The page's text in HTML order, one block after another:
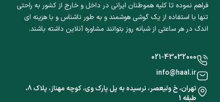
فراهم نموده تا کلیه هموطنان ایرانی در داخل و خارج از کشور به راحتی
تنها با استفاده از یک گوشی هوشمند و به طور ناشناس و با هزینه ای
اندک در هر ساعتی از شبانه روز بتوانند مشاوره آنلاین داشته باشند.
021-43032000
info@haal.ir
تهران، خ ولیعصر، نرسیده به پل پارک وی، کوچه مهناز، پلاک 8،
طبقه 1